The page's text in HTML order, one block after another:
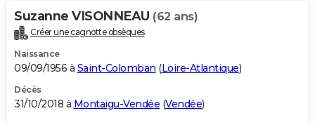
Suzanne VISONNEAU (62 ans)
Créer une cagnotte obsèques
Naissance
09/09/1956 à Saint-Colomban (Loire-Atlantique)
Décès
31/10/2018 à Montaigu-Vendée (Vendée)